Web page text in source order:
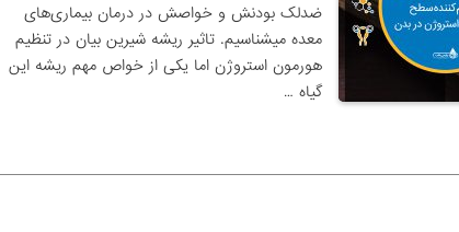
ضدلک بودنش و خواصش در درمان بیماری‌های
معده میشناسیم. تاثیر ریشه شیرین بیان در تنظیم
هورمون استروژن اما یکی از خواص مهم ریشه این
گیاه …